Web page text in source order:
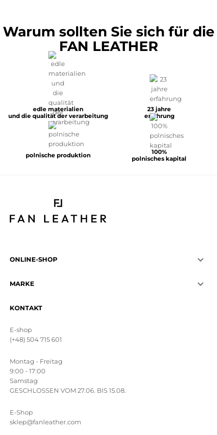
Warum sollten Sie sich für die
FAN LEATHER
edle materialien
und die qualität der verarbeitung
23 jahre
erfahrung
polnische produktion
100%
polnisches kapital
ONLINE-SHOP 
MARKE 
KONTAKT
E-shop
(+48) 504 715 601
Montag - Freitag
9:00 - 17:00
Samstag
GESCHLOSSEN VOM 27.06. BIS 15.08.
E-Shop
sklep@fanleather.com